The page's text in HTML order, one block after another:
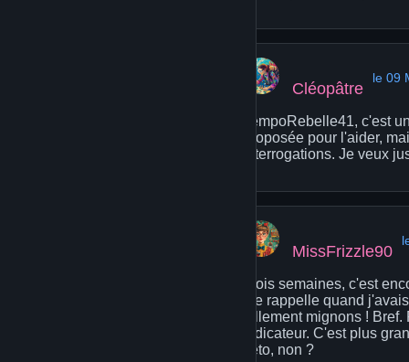
Cléopâtre
le 09
TempoRebelle41, c'est
proposée pour l'aider,
interrogations. Je veux
MissFrizzle90
Trois semaines, c'est
me rappelle quand
tellement mignons !
indicateur. C'est plus
véto, non ?